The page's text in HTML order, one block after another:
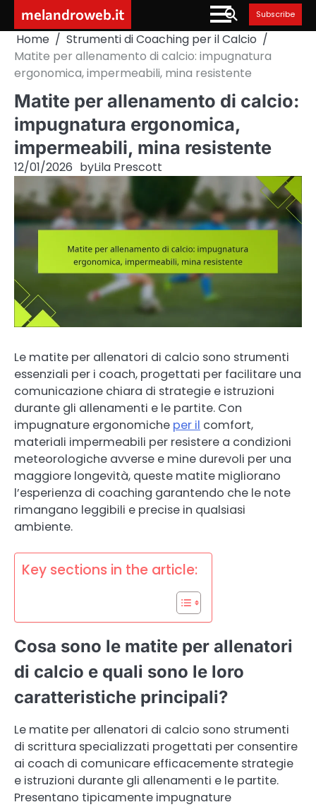
content
melandroweb.it Subscribe
Home
Strumenti di Coaching per il Calcio
Matite per allenamento di calcio: impugnatura
ergonomica, impermeabili, mina resistente
Matite per allenamento di calcio:
impugnatura ergonomica,
impermeabili, mina resistente
12/01/2026 byLila Prescott
Le matite per allenatori di calcio sono strumenti
essenziali per i coach, progettati per facilitare una
comunicazione chiara di strategie e istruzioni
durante gli allenamenti e le partite. Con
impugnature ergonomiche per il comfort,
materiali impermeabili per resistere a condizioni
meteorologiche avverse e mine durevoli per una
maggiore longevità, queste matite migliorano
l’esperienza di coaching garantendo che le note
rimangano leggibili e precise in qualsiasi
ambiente.
Key sections in the article:
Cosa sono le matite per allenatori
di calcio e quali sono le loro
caratteristiche principali?
Le matite per allenatori di calcio sono strumenti
di scrittura specializzati progettati per consentire
ai coach di comunicare efficacemente strategie
e istruzioni durante gli allenamenti e le partite.
Presentano tipicamente impugnature